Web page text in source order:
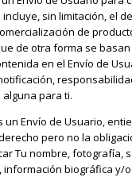
sin limitación, el
de
de otra forma se basan
en el Envío de
para ti.
un Envío de Usuario,
pero no la
Tu nombre, fotografía,
información biográfica y/o